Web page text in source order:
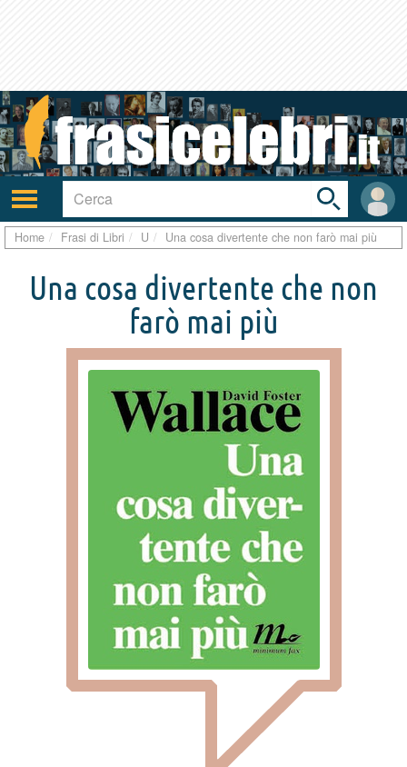
Attiva/disattiva
navigazione
User
area
Toggle
search
bar
Home Frasi di Libri U Una cosa divertente che non farò mai più
Una cosa divertente che non
farò mai più